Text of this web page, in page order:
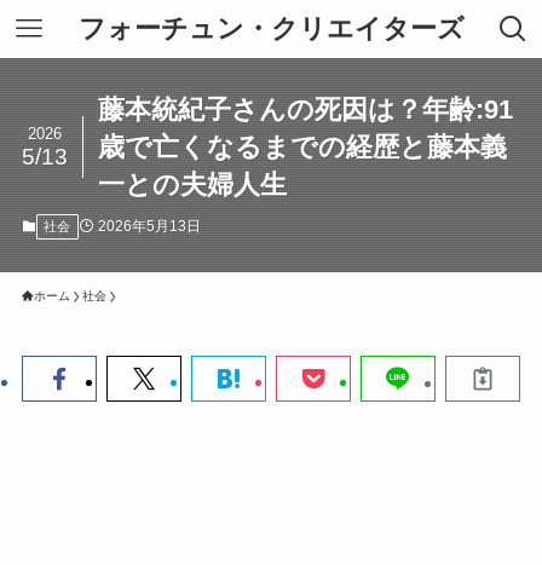
フォーチュン・クリエイターズ
藤本統紀子さんの死因は？年齢:91
歳で亡くなるまでの経歴と藤本義
一との夫婦人生
2026
5/13
社会 2026年5月13日
ホーム 社会